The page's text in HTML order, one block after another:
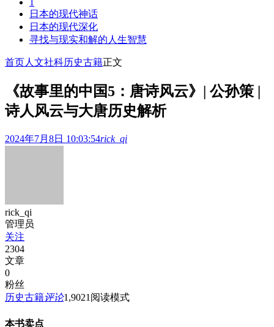
1
日本的现代神话
日本的现代深化
寻找与现实和解的人生智慧
首页人文社科历史古籍正文
《故事里的中国5：唐诗风云》| 公孙策 |
诗人风云与大唐历史解析
2024年7月8日 10:03:54rick_qi
rick_qi
管理员
关注
2304
文章
0
粉丝
历史古籍评论1,9021 阅读模式
本书卖点